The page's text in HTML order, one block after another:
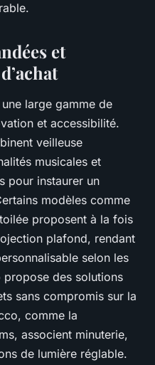
et
large gamme de
et accessibilité.
veilleuse
musicales et
pour instaurer un
modèles comme
proposent à la fois
plafond, rendant
selon les
propose des solutions
sans compromis sur la
comme la
associent minuterie,
de lumière réglable.